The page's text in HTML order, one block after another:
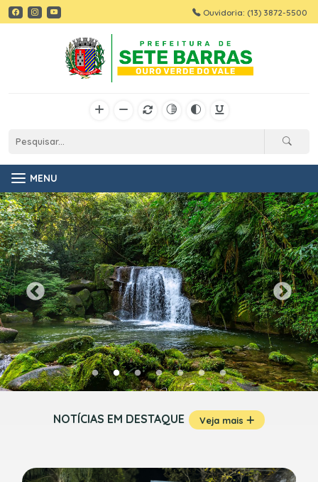
Ouvidoria: (13) 3872-5500
MENU
NOTÍCIAS EM DESTAQUE Veja mais